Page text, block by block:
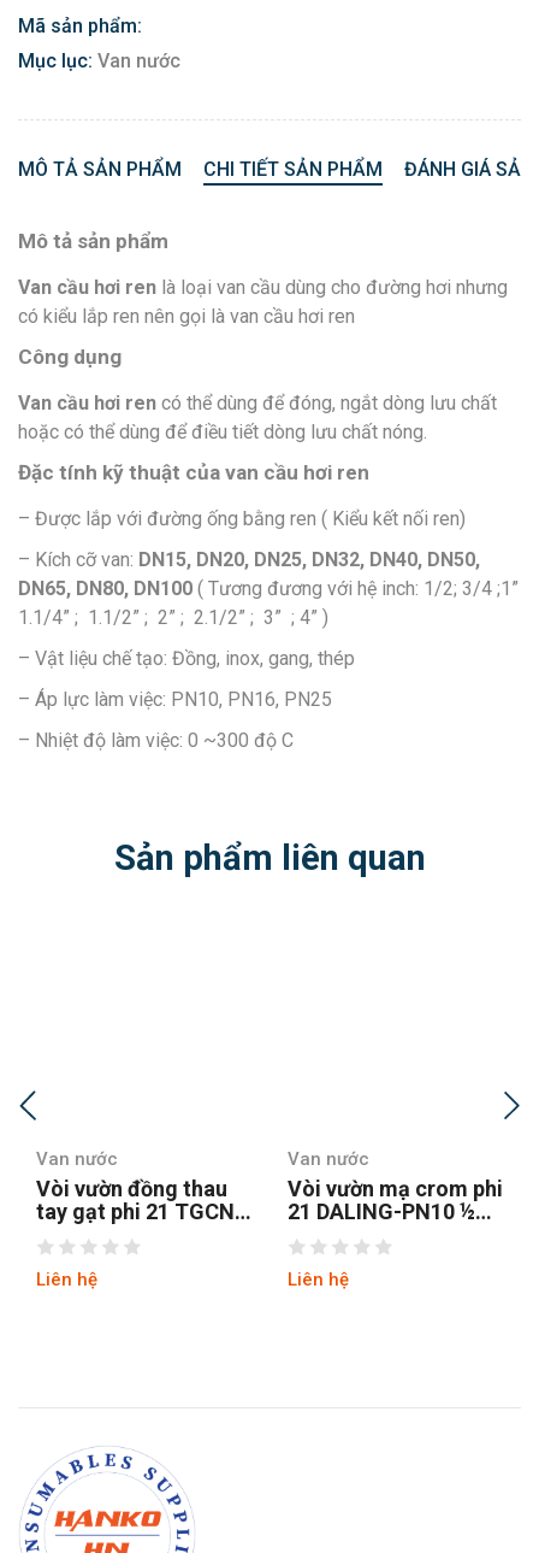
Mã sản phẩm:
Mục lục: Van nước
MÔ TẢ SẢN PHẨM CHI TIẾT SẢN PHẨM ĐÁNH GIÁ
Mô tả sản phẩm
Van cầu hơi ren là loại van cầu dùng cho đường hơi nhưng
có kiểu lắp ren nên gọi là van cầu hơi ren
Công dụng
Van cầu hơi ren có thể dùng để đóng, ngắt dòng lưu chất
hoặc có thể dùng để điều tiết dòng lưu chất nóng.
Đặc tính kỹ thuật của van cầu hơi ren
– Được lắp với đường ống bằng ren ( Kiểu kết nối ren)
– Kích cỡ van: DN15, DN20, DN25, DN32, DN40, DN50,
DN65, DN80, DN100 ( Tương đương với hệ inch: 1/2; 3/4 ;1”
1.1/4” ; 1.1/2” ; 2” ; 2.1/2” ; 3” ; 4” )
– Vật liệu chế tạo: Đồng, inox, gang, thép
– Áp lực làm việc: PN10, PN16, PN25
– Nhiệt độ làm việc: 0 ~300 độ C
Sản phẩm liên quan
Van nước
Vòi vườn mạ crom phi
21 DALING-PN10 ½
Minhhoa
Liên hệ
Van nước
Vòi vườn mạ crom
tay gạt inox 21mm (
1/2inch) TURA
Liên hệ